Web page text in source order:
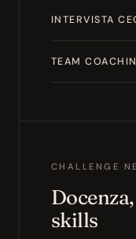
INTERVISTA
TEAM
CHALLENGE
skills